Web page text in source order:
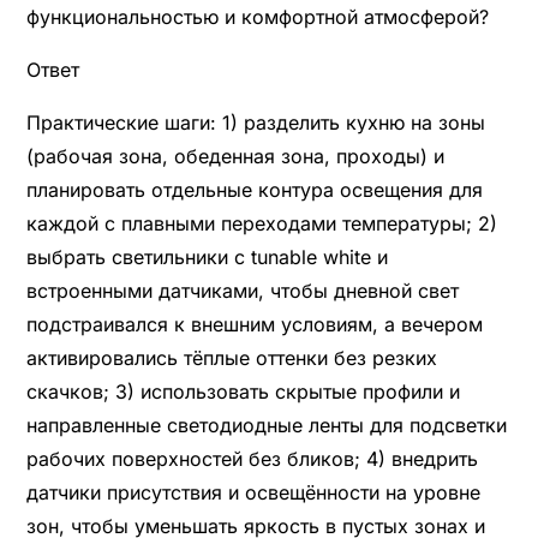
функциональностью и комфортной атмосферой?
Ответ
Практические шаги: 1) разделить кухню на зоны
(рабочая зона, обеденная зона, проходы) и
планировать отдельные контура освещения для
каждой с плавными переходами температуры; 2)
выбрать светильники с tunable white и
встроенными датчиками, чтобы дневной свет
подстраивался к внешним условиям, а вечером
активировались тёплые оттенки без резких
скачков; 3) использовать скрытые профили и
направленные светодиодные ленты для подсветки
рабочих поверхностей без бликов; 4) внедрить
датчики присутствия и освещённости на уровне
зон, чтобы уменьшать яркость в пустых зонах и